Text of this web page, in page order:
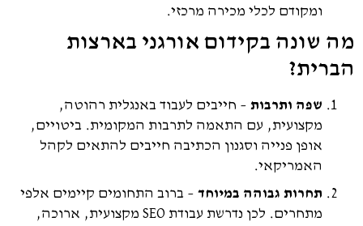
ומקודם לכלי מכירה מרכזי.
שונה בקידום אורגני בארצות
שפה ותרבות– חייבים לעבוד באנגלית רהוטה,
מקצועית, עם התאמה לתרבות המקומית. ביטויים,
אופן פנייה וסגנון הכתיבה חייבים להתאים לקהל
האמריקאי.
תחרות גבוהה במיוחד– ברוב התחומים קיימים אלפי
מתחרים. לכן נדרשת עבודת SEO מקצועית, ארוכה,